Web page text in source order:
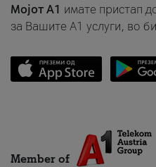
Мојот A1 имате пристап
за Вашите A1 услуги, во
Member of